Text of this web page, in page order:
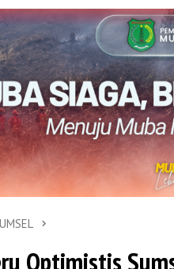
Optimistis